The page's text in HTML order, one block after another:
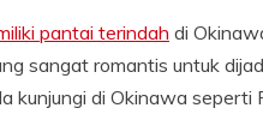
pantai terindah di
sangat romantis untuk
kunjungi di Okinawa seperti